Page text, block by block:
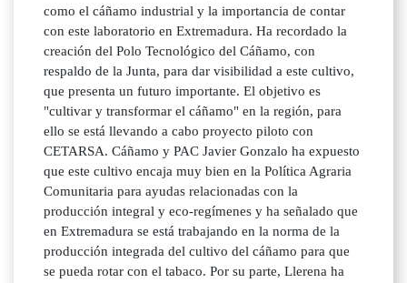
como el cáñamo industrial y la importancia de contar
con este laboratorio en Extremadura. Ha recordado la
creación del Polo Tecnológico del Cáñamo, con
respaldo de la Junta, para dar visibilidad a este cultivo,
que presenta un futuro importante. El objetivo es
"cultivar y transformar el cáñamo" en la región, para
ello se está llevando a cabo proyecto piloto con
CETARSA. Cáñamo y PAC Javier Gonzalo ha expuesto
que este cultivo encaja muy bien en la Política Agraria
Comunitaria para ayudas relacionadas con la
producción integral y eco-regímenes y ha señalado que
en Extremadura se está trabajando en la norma de la
producción integrada del cultivo del cáñamo para que
se pueda rotar con el tabaco. Por su parte, Llerena ha